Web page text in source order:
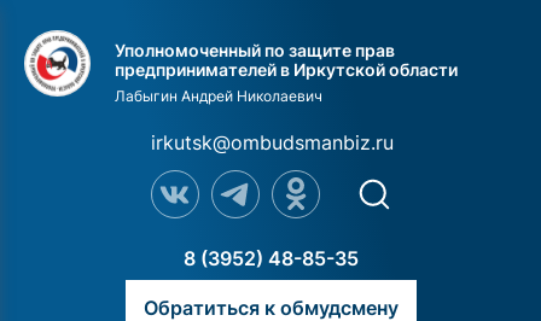
Уполномоченный по защите прав
предпринимателей в Иркутской области
Лабыгин Андрей Николаевич
irkutsk@ombudsmanbiz.ru
8 (3952) 48-85-35
Обратиться к обмудсмену